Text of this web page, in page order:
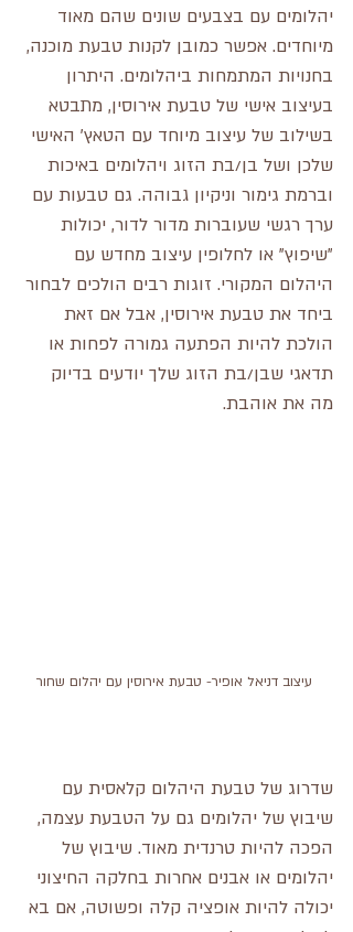
יהלומים עם בצבעים שונים שהם מאוד
מיוחדים. אפשר כמובן לקנות טבעת מוכנה,
בחנויות המתמחות ביהלומים. היתרון
בעיצוב אישי של טבעת אירוסין, מתבטא
בשילוב של עיצוב מיוחד עם הטאץ' האישי
שלכן ושל בן/בת הזוג ויהלומים באיכות
וברמת גימור וניקיון גבוהה. גם טבעות עם
ערך רגשי שעוברות מדור לדור, יכולות
"שיפוץ" או לחלופין עיצוב מחדש עם
היהלום המקורי. זוגות רבים הולכים לבחור
ביחד את טבעת אירוסין, אבל אם זאת
הולכת להיות הפתעה גמורה לפחות או
תדאגי שבן/בת הזוג שלך יודעים בדיוק
מה את אוהבת.
שדרוג של טבעת היהלום קלאסית עם
שיבוץ של יהלומים גם על הטבעת עצמה,
הפכה להיות טרנדית מאוד. שיבוץ של
יהלומים או אבנים אחרות בחלקה החיצוני
יכולה להיות אופציה קלה ופשוטה, אם בא